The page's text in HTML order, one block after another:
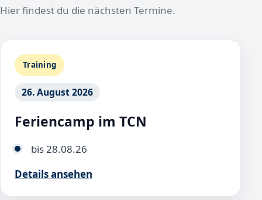
Hier findest du die nächsten Termine.
Training
26. August 2026
Feriencamp im TCN
bis 28.08.26
Details ansehen